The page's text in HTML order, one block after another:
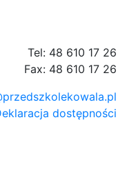
Tel: 48 610 17 26
Fax: 48 610 17 26
dostępności